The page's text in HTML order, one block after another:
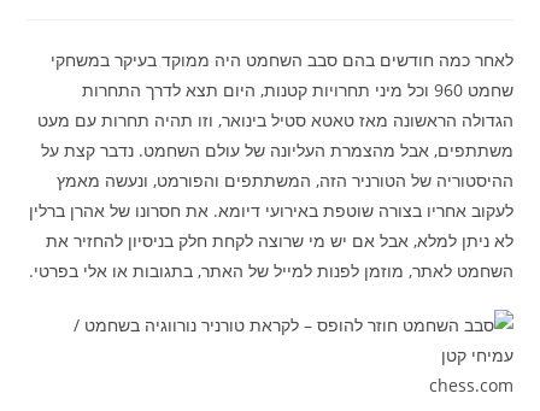
לאחר כמה חודשים בהם סבב השחמט היה ממוקד בעיקר במשחקי
שחמט 960 וכל מיני תחרויות קטנות, היום תצא לדרך התחרות
הגדולה הראשונה מאז טאטא סטיל בינואר, וזו תהיה תחרות עם מעט
משתתפים, אבל מהצמרת העליונה של עולם השחמט. נדבר קצת על
ההיסטוריה של הטורניר הזה, המשתתפים והפורמט, ונעשה מאמץ
לעקוב אחריו בצורה שוטפת באירועי דיומא. את חסרונו של אהרן ברלין
לא ניתן למלא, אבל אם יש מי שרוצה לקחת חלק בניסיון להחזיר את
השחמט לאתר, מוזמן לפנות למייל של האתר, בתגובות או אלי בפרטי.
chess.com